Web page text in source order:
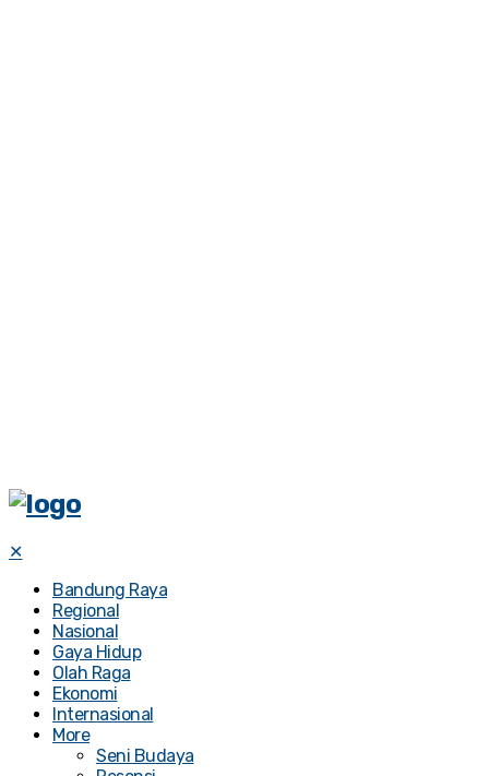
✕
Bandung Raya
Regional
Nasional
Gaya Hidup
Olah Raga
Ekonomi
Internasional
More
Seni Budaya